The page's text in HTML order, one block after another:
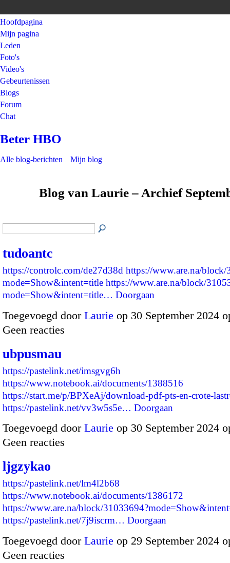
Hoofdpagina
Mijn pagina
Leden
Foto's
Video's
Gebeurtenissen
Blogs
Forum
Chat
Beter HBO
Alle blog-berichten Mijn blog
Blog van Laurie – Archief
tudoantc
https://controlc.com/de27d38d https://www.are.na/block/
mode=Show&intent=title https://www.are.na/block/
mode=Show&intent=title… Doorgaan
Toegevoegd door Laurie op 30 September 2024
Geen reacties
ubpusmau
https://pastelink.net/imsgvg6h
https://www.notebook.ai/documents/1388516
https://start.me/p/BPXeAj/download-pdf-pts-en-crote-
https://pastelink.net/vv3w5s5e… Doorgaan
Toegevoegd door Laurie op 30 September 2024
Geen reacties
ljgzykao
https://pastelink.net/lm4l2b68
https://www.notebook.ai/documents/1386172
https://www.are.na/block/
https://pastelink.net/7j9iscrm… Doorgaan
Toegevoegd door Laurie op 29 September 2024
Geen reacties